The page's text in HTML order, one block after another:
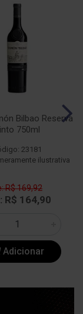
Bilbao Reserva
750ml
23181
ilustrativa
R$ 169,92
R$ 164,90
Adicionar